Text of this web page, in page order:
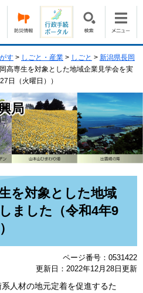
す > しごと・産業 > しごと > 新潟県長岡
岡高専生を対象とした地域企業見学会を実
日（火曜日））
局
を対象とした地域
ました（令和4年9
ページ番号：0531422
更新日：2022年12月28日更新
人材の地元定着を促進するた